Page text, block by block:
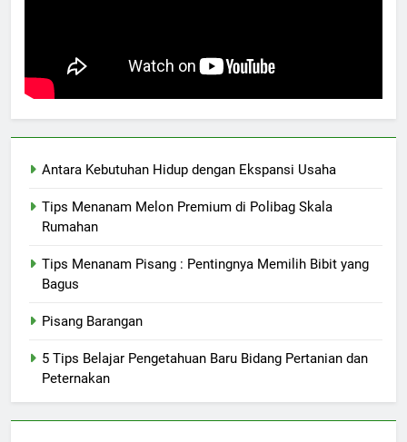
Antara Kebutuhan Hidup dengan Ekspansi Usaha
Tips Menanam Melon Premium di Polibag Skala
Rumahan
Tips Menanam Pisang : Pentingnya Memilih Bibit yang
Bagus
Pisang Barangan
5 Tips Belajar Pengetahuan Baru Bidang Pertanian dan
Peternakan